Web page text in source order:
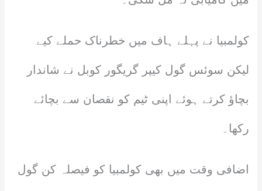
کولمبیا نے پہلے ہاف میں خطرناک حملے کیے
لیکن سوئس گول کیپر گریگور کوبل نے شاندار
بچاؤ کرتے ہوئے اپنی ٹیم کو نقصان سے بچائے
رکھا۔
اضافی وقت میں بھی کولمبیا کو فیصلہ کن گول